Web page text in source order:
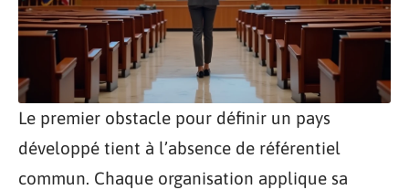
Le premier obstacle pour définir un pays
développé tient à l’absence de référentiel
commun. Chaque organisation applique sa